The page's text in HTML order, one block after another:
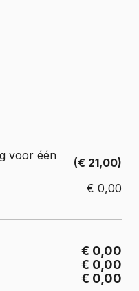
T6
voor één
(€ 21,00)
€ 0,00
€ 0,00
€ 0,00
€ 0,00